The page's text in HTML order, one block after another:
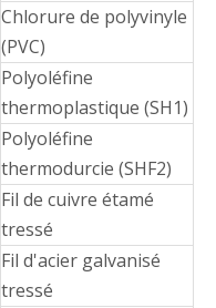
Chlorure de polyvinyle
(PVC)
Polyoléfine
thermoplastique (SH1)
Polyoléfine
thermodurcie (SHF2)
Fil de cuivre étamé
tressé
Fil d'acier galvanisé
tressé